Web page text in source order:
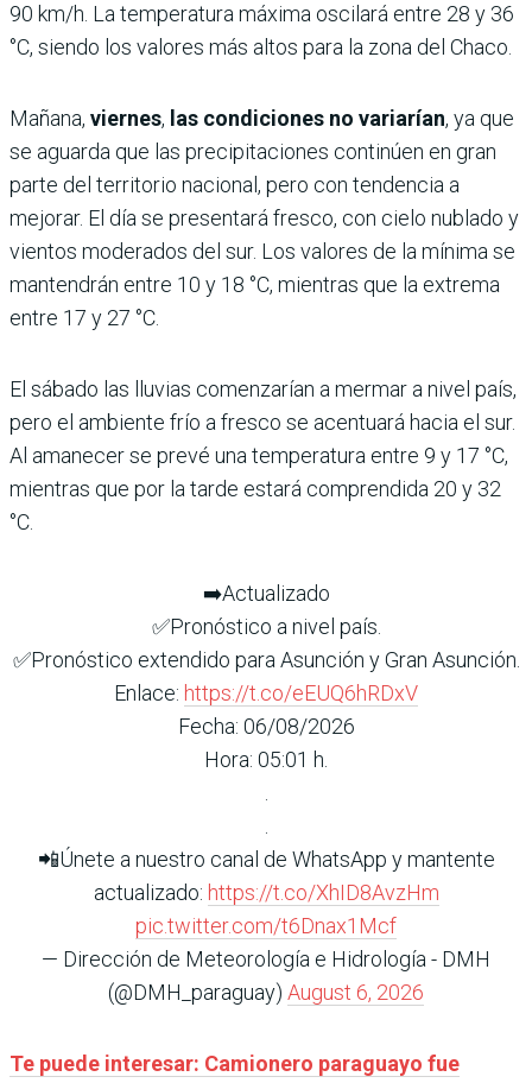
90 km/h. La temperatura máxima oscilará entre 28 y 36
°C, siendo los valores más altos para la zona del Chaco.
Mañana, viernes, las condiciones no variarían, ya que
se aguarda que las precipitaciones continúen en gran
parte del territorio nacional, pero con tendencia a
mejorar. El día se presentará fresco, con cielo nublado y
vientos moderados del sur. Los valores de la mínima se
mantendrán entre 10 y 18 °C, mientras que la extrema
entre 17 y 27 °C.
El sábado las lluvias comenzarían a mermar a nivel país,
pero el ambiente frío a fresco se acentuará hacia el sur.
Al amanecer se prevé una temperatura entre 9 y 17 °C,
mientras que por la tarde estará comprendida 20 y 32
°C.
➡️Actualizado
✅Pronóstico a nivel país.
✅Pronóstico extendido para Asunción y Gran Asunción.
Enlace: https://t.co/eEUQ6hRDxV
Fecha: 06/08/2026
Hora: 05:01 h.
.
.
📲Únete a nuestro canal de WhatsApp y mantente
actualizado: https://t.co/XhID8AvzHm
pic.twitter.com/t6Dnax1Mcf
— Dirección de Meteorología e Hidrología - DMH
(@DMH_paraguay) August 6, 2026
Te puede interesar: Camionero paraguayo fue